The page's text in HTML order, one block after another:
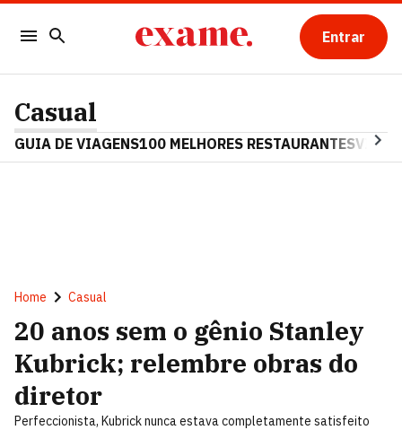
Entrar
Casual
GUIA DE VIAGENS100 MELHORES RESTAURANTES
Home Casual
20 anos sem o gênio Stanley
Kubrick; relembre obras do
diretor
Perfeccionista, Kubrick nunca estava completamente satisfeito